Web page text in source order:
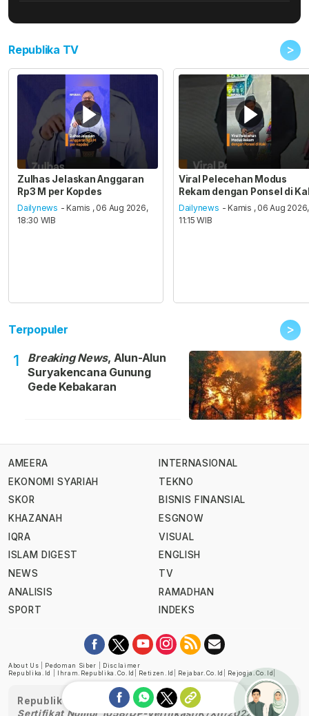
Republika TV >
Zulhas Jelaskan Anggaran
Rp3 M per Kopdes
Dailynews - Kamis , 06 Aug 2026,
18:30 WIB
Viral Pelecehan Modus
Rekam dengan Ponsel di
Dailynews - Kamis , 06 Aug 2026,
11:15 WIB
Terpopuler >
1 Breaking News, Alun-Alun
Suryakencana Gunung
Gede Kebakaran
AMEERA
EKONOMI SYARIAH
SKOR
KHAZANAH
IQRA
ISLAM DIGEST
NEWS
ANALISIS
SPORT
INTERNASIONAL
TEKNO
BISNIS FINANSIAL
ESGNOW
VISUAL
ENGLISH
TV
RAMADHAN
INDEKS
About Us Pedoman Siber
Disclaimer
Republika.id
Ihram.republika.co.id Retizen.id Rejabar.co.id Rejogja.co.id
Republika telah diverifikasi oleh Dewan Pers
Sertifikat Nomor 1058/DP-Verifikasi/K/XII/2022